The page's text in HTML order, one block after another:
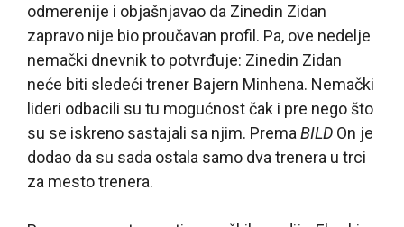
odmerenije i objašnjavao da Zinedin Zidan
zapravo nije bio proučavan profil. Pa, ove nedelje
nemački dnevnik to potvrđuje: Zinedin Zidan
neće biti sledeći trener Bajern Minhena. Nemački
lideri odbacili su tu mogućnost čak i pre nego što
su se iskreno sastajali sa njim. Prema BILD On je
dodao da su sada ostala samo dva trenera u trci
za mesto trenera.